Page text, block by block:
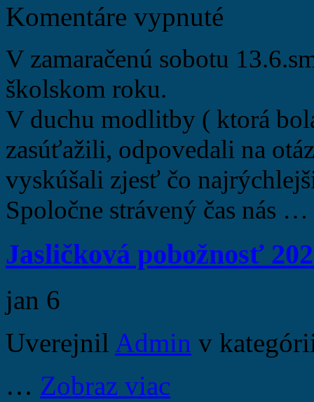
Komentáre vypnuté
V zamaračenú sobotu
školskom roku.
V duchu modlitby ( ktorá
zasúťažili, odpovedali na
vyskúšali zjesť čo
Spoločne strávený čas nás …
Jasličková pobožnosť
jan 6
Uverejnil Admin v
… Zobraz viac